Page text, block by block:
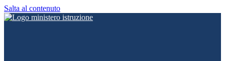
Salta al contenuto